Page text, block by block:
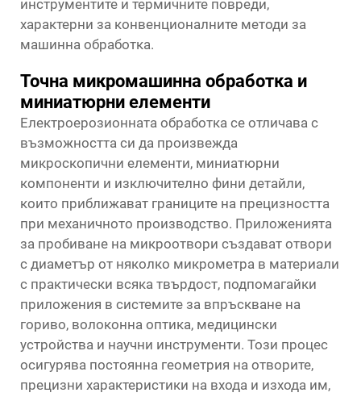
инструментите и термичните повреди,
характерни за конвенционалните методи за
машинна обработка.
Точна микромашинна обработка и
миниатюрни елементи
Електроерозионната обработка се отличава с
възможността си да произвежда
микроскопични елементи, миниатюрни
компоненти и изключително фини детайли,
които приближават границите на прецизността
при механичното производство. Приложенията
за пробиване на микроотвори създават отвори
с диаметър от няколко микрометра в материали
с практически всяка твърдост, подпомагайки
приложения в системите за впръскване на
гориво, волоконна оптика, медицински
устройства и научни инструменти. Този процес
осигурява постоянна геометрия на отворите,
прецизни характеристики на входа и изхода им,